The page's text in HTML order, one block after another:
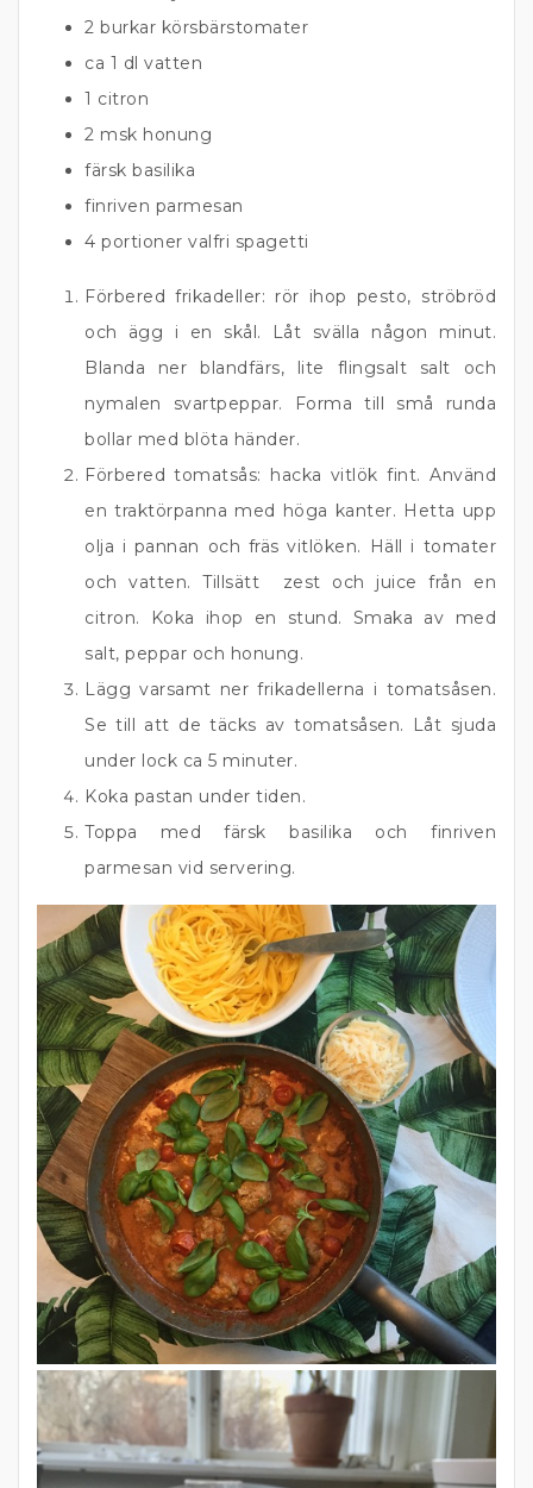
2 burkar körsbärstomater
ca 1 dl vatten
1 citron
2 msk honung
färsk basilika
finriven parmesan
4 portioner valfri spagetti
Förbered frikadeller: rör ihop pesto, ströbröd
och ägg i en skål. Låt svälla någon minut.
Blanda ner blandfärs, lite flingsalt salt och
nymalen svartpeppar. Forma till små runda
bollar med blöta händer.
Förbered tomatsås: hacka vitlök fint. Använd
en traktörpanna med höga kanter. Hetta upp
olja i pannan och fräs vitlöken. Häll i tomater
och vatten. Tillsätt zest och juice från en
citron. Koka ihop en stund. Smaka av med
salt, peppar och honung.
Lägg varsamt ner frikadellerna i tomatsåsen.
Se till att de täcks av tomatsåsen. Låt sjuda
under lock ca 5 minuter.
Koka pastan under tiden.
Toppa med färsk basilika och finriven
parmesan vid servering.